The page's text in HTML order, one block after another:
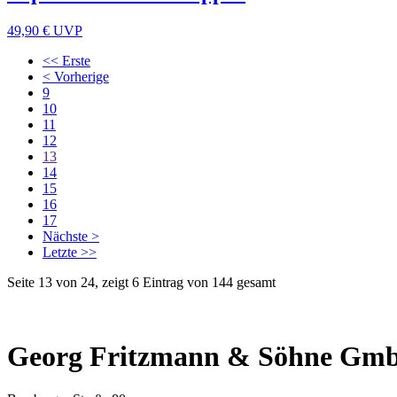
49,90 € UVP
<< Erste
< Vorherige
9
10
11
12
13
14
15
16
17
Nächste >
Letzte >>
Seite 13 von 24, zeigt 6 Eintrag von 144 gesamt
Georg Fritzmann & Söhne